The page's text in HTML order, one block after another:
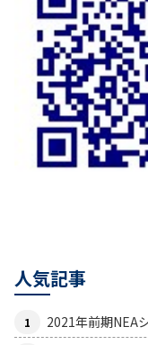
人気記事
2021年前期NEA